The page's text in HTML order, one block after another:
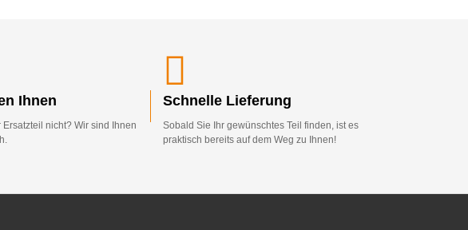
Ihnen
Ersatzteil nicht? Wir sind Ihnen
Schnelle Lieferung
Sobald Sie Ihr gewünschtes Teil finden, ist es
praktisch bereits auf dem Weg zu Ihnen!